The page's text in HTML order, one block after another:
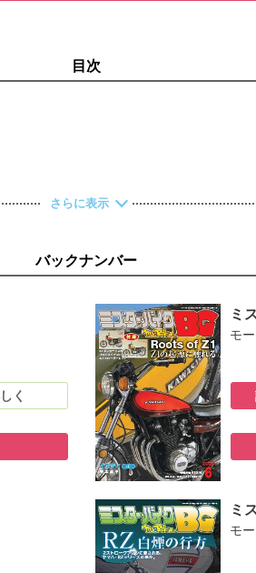
目次
がこのZ1000J1です」
までの道
ドアハードトップを愛する男：笠原さん」
するって、当たり前だろ？」
さらに表示
バックナンバー
く
ミ
モ
ミ
モ